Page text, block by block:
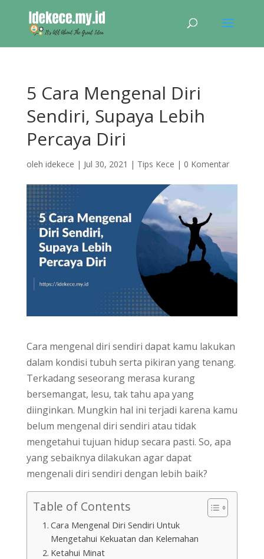
5 Cara Mengenal Diri
Sendiri, Supaya Lebih
Percaya Diri
oleh idekece | Jul 30, 2021 | Tips Kece | 0 Komentar
Cara mengenal diri sendiri dapat kamu lakukan
dalam kondisi tubuh serta pikiran yang tenang.
Terkadang seseorang merasa kurang
bersemangat, lesu, tak tahu apa yang
diinginkan. Mungkin hal ini terjadi karena kamu
belum mengenal diri sendiri atau tidak
mengetahui tujuan hidup secara pasti. So, apa
yang sebaiknya dilakukan agar dapat
mengenali diri sendiri dengan lebih baik?
Table of Contents
Cara Mengenal Diri Sendiri Untuk
Mengetahui Kekuatan dan Kelemahan
Ketahui Minat